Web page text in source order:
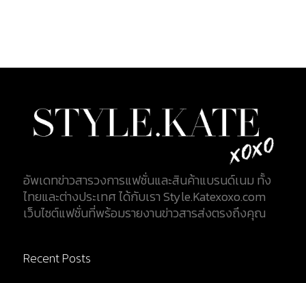
อัพเดทข่าวสารวงการแฟชั่นและสินค้าแบรนด์เนม ทั้ง
ไทยและต่างประเทศ ได้กับเรา Style.Katexoxo.com
เว็บไซต์แฟชั่นที่พร้อมรายงานข่าวสารส่งตรงถึงคุณ
Recent Posts